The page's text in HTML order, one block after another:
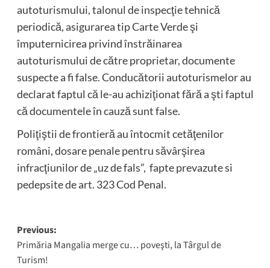
autoturismului, talonul de inspecţie tehnică
periodică, asigurarea tip Carte Verde şi
împuternicirea privind înstrăinarea
autoturismului de către proprietar, documente
suspecte a fi false. Conducătorii autoturismelor au
declarat faptul că le-au achiziţionat fără a şti faptul
că documentele în cauză sunt false.
Poliţiştii de frontieră au întocmit cetăţenilor
români, dosare penale pentru săvârşirea
infracţiunilor de „uz de fals”, fapte prevazute si
pedepsite de art. 323 Cod Penal.
Post
navigation
Previous:
Primăria Mangalia merge cu… poveşti, la Târgul de
Turism!